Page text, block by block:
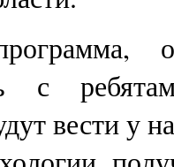
с
вести у